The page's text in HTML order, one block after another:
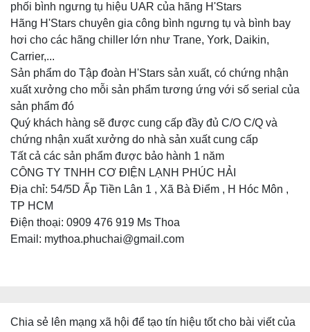
phối bình ngưng tụ hiệu UAR của hãng H'Stars
Hãng H'Stars chuyên gia công bình ngưng tụ và bình bay
hơi cho các hãng chiller lớn như Trane, York, Daikin,
Carrier,...
Sản phẩm do Tập đoàn H'Stars sản xuất, có chứng nhận
xuất xưởng cho mỗi sản phẩm tương ứng với số serial của
sản phẩm đó
Quý khách hàng sẽ được cung cấp đầy đủ C/O C/Q và
chứng nhận xuất xưởng do nhà sản xuất cung cấp
Tất cả các sản phẩm được bảo hành 1 năm
CÔNG TY TNHH CƠ ĐIỆN LẠNH PHÚC HẢI
Địa chỉ: 54/5D Ấp Tiền Lân 1 , Xã Bà Điểm , H Hóc Môn ,
TP HCM
Điện thoại: 0909 476 919 Ms Thoa
Email: mythoa.phuchai@gmail.com
Chia sẻ lên mạng xã hội để tạo tín hiệu tốt cho bài viết của